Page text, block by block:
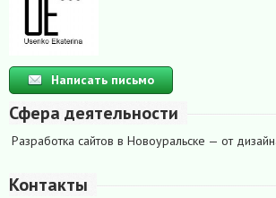
Написать письмо
Сфера деятельности
Разработка сайтов в Новоуральске — от
Контакты